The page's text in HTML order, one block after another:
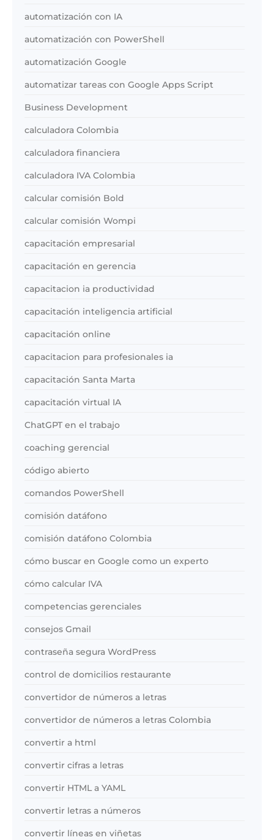
automatización con IA
automatización con PowerShell
automatización Google
automatizar tareas con Google Apps Script
Business Development
calculadora Colombia
calculadora financiera
calculadora IVA Colombia
calcular comisión Bold
calcular comisión Wompi
capacitación empresarial
capacitación en gerencia
capacitacion ia productividad
capacitación inteligencia artificial
capacitación online
capacitacion para profesionales ia
capacitación Santa Marta
capacitación virtual IA
ChatGPT en el trabajo
coaching gerencial
código abierto
comandos PowerShell
comisión datáfono
comisión datáfono Colombia
cómo buscar en Google como un experto
cómo calcular IVA
competencias gerenciales
consejos Gmail
contraseña segura WordPress
control de domicilios restaurante
convertidor de números a letras
convertidor de números a letras Colombia
convertir a html
convertir cifras a letras
convertir HTML a YAML
convertir letras a números
convertir líneas en viñetas